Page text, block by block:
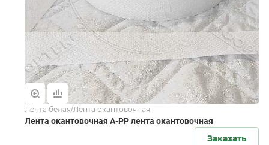
Лента белая/Лента окантовочная
Лента окантовочная А-РР лента окантовочная
Заказать